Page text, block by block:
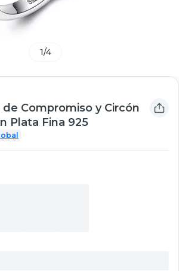
1/4
Compromiso y Circón
Plata Fina 925